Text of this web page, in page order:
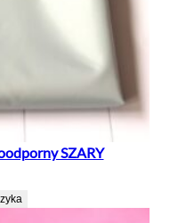
SZARY